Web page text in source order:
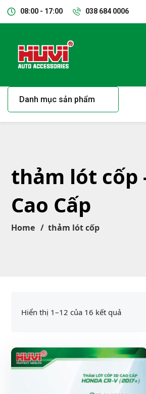
08:00 - 17:00 038 684 0006
Danh mục sản phẩm
thảm lót cốp
Cao Cấp
Home thảm lót cốp
Hiển thị 1–12 của 16 kết quả